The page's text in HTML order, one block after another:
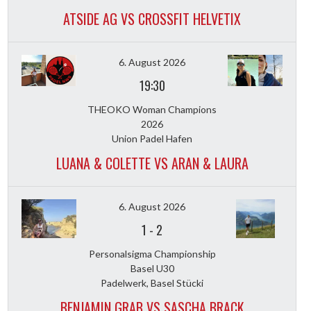
ATSIDE AG VS CROSSFIT HELVETIX
6. August 2026
19:30
THEOKO Woman Champions
2026
Union Padel Hafen
LUANA & COLETTE VS ARAN & LAURA
6. August 2026
1 - 2
Personalsigma Championship
Basel U30
Padelwerk, Basel Stücki